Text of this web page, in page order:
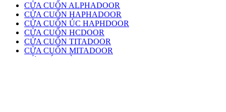
CỬA CUỐN ALPHADOOR
CỬA CUỐN HAPHADOOR
CỬA CUỐN ÚC HAPHDOOR
CỬA CUỐN HCDOOR
CỬA CUỐN TITADOOR
CỬA CUỐN MITADOOR
CỬA KÉO ĐÀI LOAN